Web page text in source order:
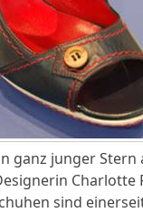
ganz junger Stern
sind